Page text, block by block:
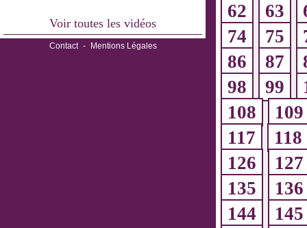
Voir toutes les vidéos
Contact - Mentions Légales
62
63
74
75
86
87
98
99
108
109
117
118
126
127
135
136
144
145